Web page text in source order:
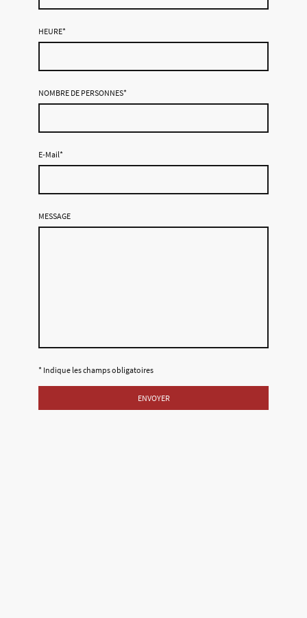
HEURE*
NOMBRE DE PERSONNES*
E-Mail*
MESSAGE
* Indique les champs obligatoires
ENVOYER